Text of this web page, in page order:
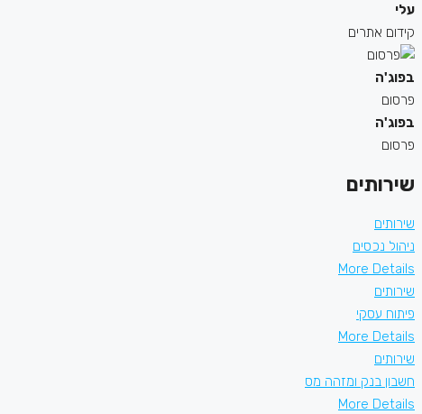
עלי
קידום אתרים
בפוג'ה
פרסום
בפוג'ה
פרסום
שירותים
שירותים
ניהול נכסים
More Details
שירותים
פיתוח עסקי
More Details
שירותים
חשבון בנק ומזהה מס
More Details